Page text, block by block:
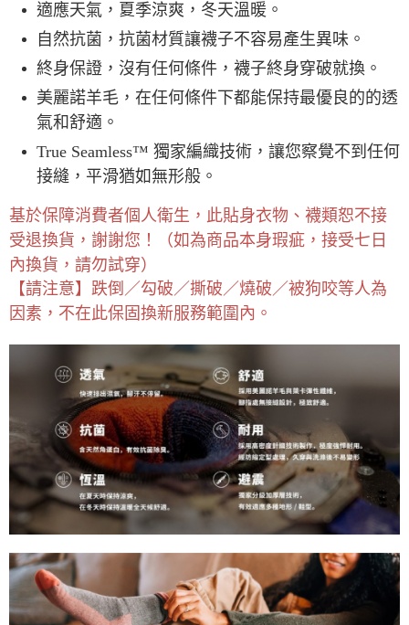
適應天氣，夏季涼爽，冬天溫暖。
自然抗菌，抗菌材質讓襪子不容易產生異味。
終身保證，沒有任何條件，襪子終身穿破就換。
美麗諾羊毛，在任何條件下都能保持最優良的的透
氣和舒適。
True Seamless™ 獨家編織技術，讓您察覺不到任何
接縫，平滑猶如無形般。
基於保障消費者個人衛生，此貼身衣物、襪類恕不接
受退換貨，謝謝您！（如為商品本身瑕疵，接受七日
內換貨，請勿試穿）
【請注意】跌倒／勾破／撕破／燒破／被狗咬等人為
因素，不在此保固換新服務範圍內。